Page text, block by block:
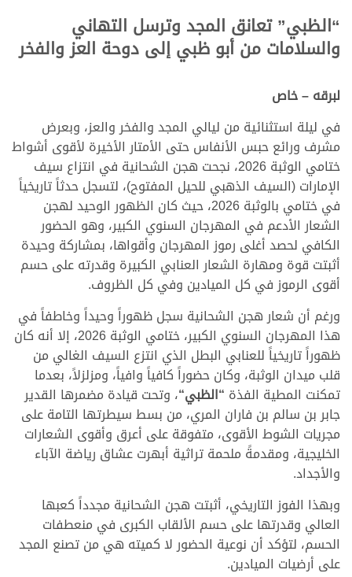
“الظبي” تعانق المجد وترسل التهاني
والسلامات من أبو ظبي إلى دوحة العز والفخر
لبرقه – خاص
في ليلة استثنائية من ليالي المجد والفخر والعز، وبعرض
مشرف ورائع حبس الأنفاس حتى الأمتار الأخيرة لأقوى أشواط
ختامي الوثبة 2026، نجحت هجن الشحانية في انتزاع سيف
الإمارات (السيف الذهبي للحيل المفتوح)، لتسجل حدثاً تاريخياً
في ختامي بالوثبة 2026، حيث كان الظهور الوحيد لهجن
الشعار الأدعم في المهرجان السنوي الكبير، وهو الحضور
الكافي لحصد أغلى رموز المهرجان وأقواها، بمشاركة وحيدة
أثبتت قوة ومهارة الشعار العنابي الكبيرة وقدرته على حسم
أقوى الرموز في كل الميادين وفي كل الظروف.
ورغم أن شعار هجن الشحانية سجل ظهوراً وحيداً وخاطفاً في
هذا المهرجان السنوي الكبير، ختامي الوثبة 2026، إلا أنه كان
ظهوراً تاريخياً للعنابي البطل الذي انتزع السيف الغالي من
قلب ميدان الوثبة، وكان حضوراً كافياً وافياً، ومزلزلاً، بعدما
تمكنت المطية الفذة “الظبي“، وتحت قيادة مضمرها القدير
جابر بن سالم بن فاران المري، من بسط سيطرتها التامة على
مجريات الشوط الأقوى، متفوقة على أعرق وأقوى الشعارات
الخليجية، ومقدمةً ملحمة تراثية أبهرت عشاق رياضة الآباء
والأجداد.
وبهذا الفوز التاريخي، أثبتت هجن الشحانية مجدداً كعبها
العالي وقدرتها على حسم الألقاب الكبرى في منعطفات
الحسم، لتؤكد أن نوعية الحضور لا كميته هي من تصنع المجد
على أرضيات الميادين.